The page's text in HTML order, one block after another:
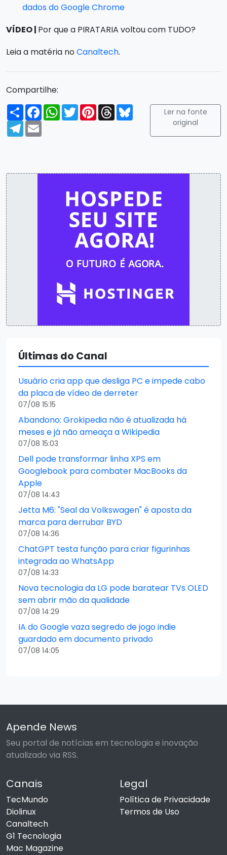
dados do Google Chrome
VÍDEO | Por que a PIRATARIA voltou com TUDO?
Leia a matéria noCanaltech.
Compartilhe:
Compartilhar
FacebookWhatsApp
TwitterPinterest
ThreadsBluesky
Telegram
Email
Ler na fonte
original
Últimas do Canal
Usuário cria app que desliga PC e impede cabo
da placa de vídeo de derreter
07/08 15:15
Abandono: Grokipedia não é atualizada há
meses e já não ameaça a Wikipedia
07/08 15:03
Dell pode transformar linha XPS em
Googlebook para combater MacBooks da
Apple
07/08 14:43
Jetta M6: "Seal da Volkswagen" é aposta da
marca para derrubar BYD
07/08 14:36
ChatGPT testa função para criar figurinhas
integrada ao WhatsApp
07/08 14:33
Nova tecnologia da LG pode baratear TVs OLED
sem abrir mão da qualidade
07/08 14:29
IA do Google vaza segredo de jogo indie
guardado em documento privado
07/08 14:05
Apende News
Seu portal de notícias em tecnologia e inovação
atualizado via RSS.
Canais
TecMundo
Diolinux
Canaltech
G1 Tecnologia
Mac Magazine
Legal
Política de Privacidade
Termos de Uso